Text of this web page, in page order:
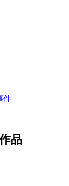
件
品